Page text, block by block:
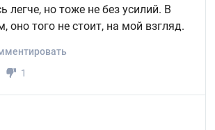
легче, но тоже не без усилий. В
оно того не стоит, на мой взгляд.
1